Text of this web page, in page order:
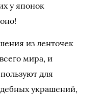
у японок
из ленточек
мира, и
для
украшений,